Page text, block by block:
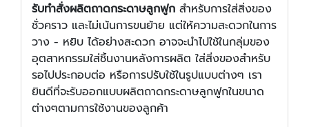
รับทําสั่งผลิตถาดกระดาษลูกฟูก สำหรับการใส่สิ่งของ
ชั่วคราว และไม่เน้นการขนย้าย แต่ให้ความสะดวกในการ
วาง - หยิบ ได้อย่างสะดวก อาจจะนำไปใช้ในกลุ่มของ
อุตสาหกรรมใส่ชิ้นงานหลังการผลิต ใส่สิ่งของสำหรับ
รอไปประกอบต่อ หรือการปรับใช้ในรูปแบบต่างๆ เรา
ยินดีที่จะรับออกแบบผลิตถาดกระดาษลูกฟูกในขนาด
ต่างๆตามการใช้งานของลูกค้า